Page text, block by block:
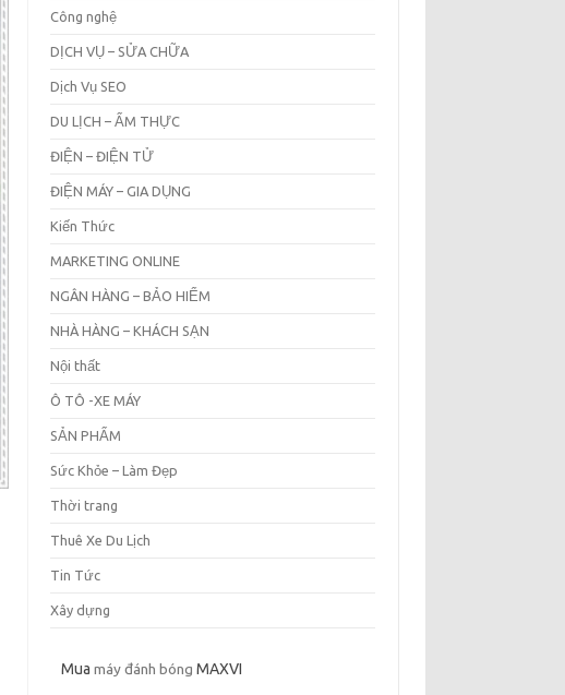
Công nghệ
DỊCH VỤ – SỬA CHỮA
Dịch Vụ SEO
DU LỊCH – ẨM THỰC
ĐIỆN – ĐIỆN TỬ
ĐIỆN MÁY – GIA DỤNG
Kiến Thức
MARKETING ONLINE
NGÂN HÀNG – BẢO HIỂM
NHÀ HÀNG – KHÁCH SẠN
Nội thất
Ô TÔ -XE MÁY
SẢN PHẨM
Sức Khỏe – Làm Đẹp
Thời trang
Thuê Xe Du Lịch
Tin Tức
Xây dựng
Muamáy đánh bóng MAXVI